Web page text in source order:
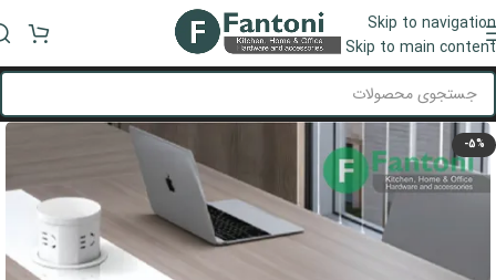
Skip to navigation
Skip to main content
منو
-5%